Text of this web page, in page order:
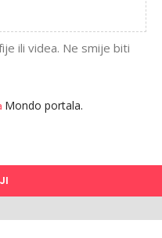
ili videa. Ne smije biti
Mondo portala.